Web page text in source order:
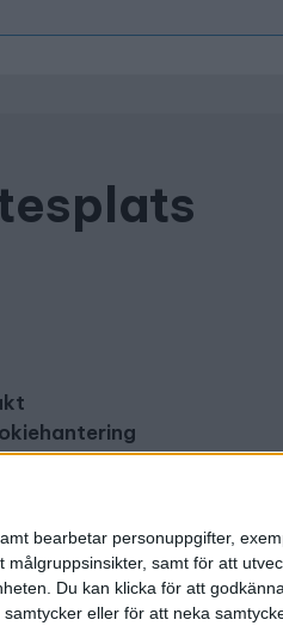
bearbetar personuppgifter,
samt för att
Du kan klicka för att
eller för att neka